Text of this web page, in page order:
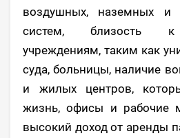
воздушных, наземных и
систем, близость к
учреждениям, таким как
суда, больницы, наличие
и жилых центров,
жизнь, офисы и рабочие
высокий доход от аренды